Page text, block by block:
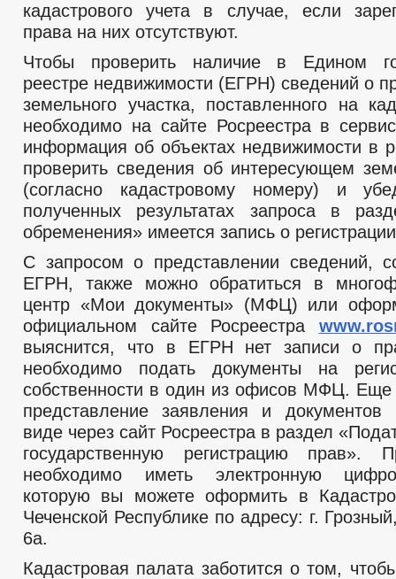
кадастрового учета в случае, если
права на них отсутствуют.
Чтобы проверить наличие в Едином
реестре недвижимости (ЕГРН) сведений о
земельного участка, поставленного на
необходимо на сайте Росреестра в
информация об объектах недвижимости в
проверить сведения об интересующем
(согласно кадастровому номеру) и
полученных результатах запроса в
обременения» имеется запись о
С запросом о представлении сведений,
ЕГРН, также можно обратиться в
центр «Мои документы» (МФЦ) или
официальном сайте Росреестра
выяснится, что в ЕГРН нет записи о
необходимо подать документы на
собственности в один из офисов МФЦ.
представление заявления и документов
виде через сайт Росреестра в раздел
государственную регистрацию
необходимо иметь электронную
которую вы можете оформить в
Чеченской Республике по адресу: г.
6а.
Кадастровая палата заботится о том,